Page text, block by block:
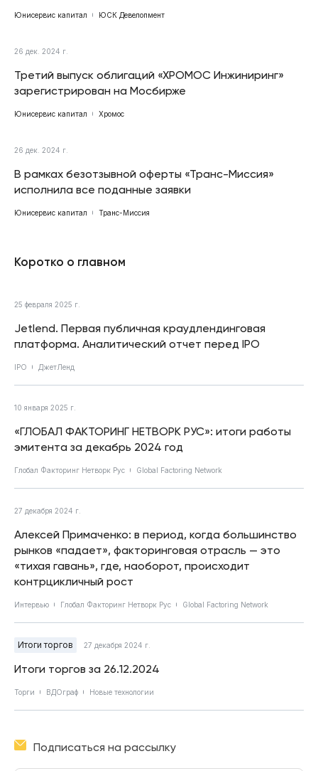
Юнисервис капитал ЮСК Девелопмент
26 дек. 2024 г.
Третий выпуск облигаций «ХРОМОС Инжиниринг»
зарегистрирован на Мосбирже
Юнисервис капитал Хромос
26 дек. 2024 г.
В рамках безотзывной оферты «Транс-Миссия»
исполнила все поданные заявки
Юнисервис капитал Транс-Миссия
Коротко о главном
25 февраля 2025 г.
Jetlend. Первая публичная краудлендинговая
платформа. Аналитический отчет перед IPO
IPO ДжетЛенд
10 января 2025 г.
«ГЛОБАЛ ФАКТОРИНГ НЕТВОРК РУС»: итоги работы
эмитента за декабрь 2024 год
Глобал Факторинг Нетворк Рус Global Factoring Network
27 декабря 2024 г.
Алексей Примаченко: в период, когда большинство
рынков «падает», факторинговая отрасль — это
«тихая гавань», где, наоборот, происходит
контрцикличный рост
Интервью Глобал Факторинг Нетворк Рус Global Factoring Network
Итоги торгов 27 декабря 2024 г.
Итоги торгов за 26.12.2024
Торги ВДОграф Новые технологии
Подписаться на рассылку